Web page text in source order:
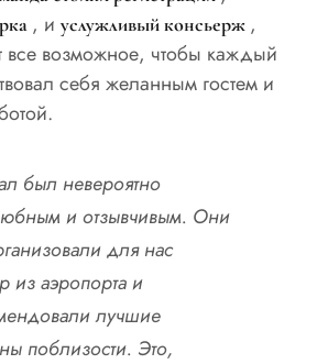
, и услужливый консьерж ,
все возможное, чтобы каждый
себя желанным гостем и
был невероятно
и отзывчивым. Они
для нас
из аэропорта и
лучшие
поблизости. Это,